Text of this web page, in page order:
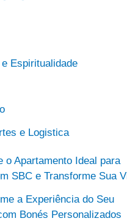
Espiritualidade
e Logistica
o Apartamento Ideal para
SBC e Transforme Sua
a Experiência do Seu
Bonés Personalizados